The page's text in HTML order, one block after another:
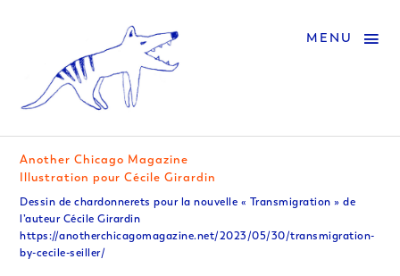
MENU
Another Chicago Magazine
Illustration pour Cécile Girardin
Dessin de chardonnerets pour la nouvelle « Transmigration » de
l’auteur Cécile Girardin
https://anotherchicagomagazine.net/2023/05/30/transmigration-
by-cecile-seiller/